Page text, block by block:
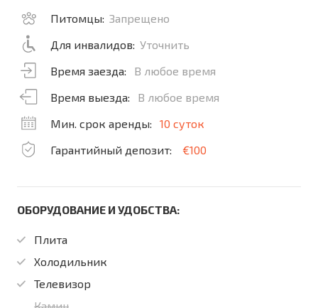
Питомцы: Запрещено
Для инвалидов: Уточнить
Время заезда:
В любое время
Время выезда:
В любое время
Мин. срок аренды:
10 суток
Гарантийный депозит:
€100
ОБОРУДОВАНИЕ И УДОБСТВА:
Плита
Холодильник
Телевизор